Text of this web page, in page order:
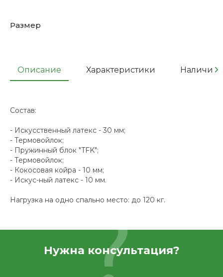
Размер
Описание Характеристики Наличие
Состав:
- Искусственный латекс - 30 мм;
- Термовойлок;
- Пружинный блок "TFK";
- Термовойлок;
- Кокосовая койра - 10 мм;
- Искус-ный латекс - 10 мм.
Нагрузка на одно спально место: до 120 кг.
Нужна консультация?